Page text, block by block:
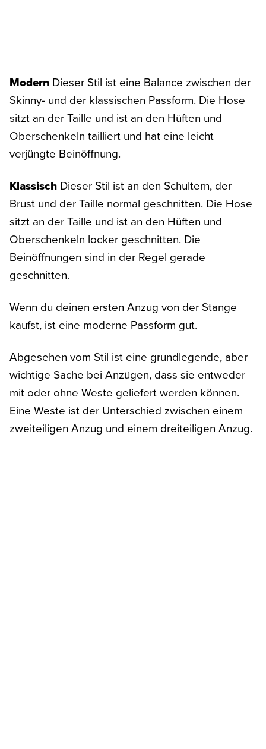
Modern Dieser Stil ist eine Balance zwischen der
Skinny- und der klassischen Passform. Die Hose
sitzt an der Taille und ist an den Hüften und
Oberschenkeln tailliert und hat eine leicht
verjüngte Beinöffnung.
Klassisch Dieser Stil ist an den Schultern, der
Brust und der Taille normal geschnitten. Die Hose
sitzt an der Taille und ist an den Hüften und
Oberschenkeln locker geschnitten. Die
Beinöffnungen sind in der Regel gerade
geschnitten.
Wenn du deinen ersten Anzug von der Stange
kaufst, ist eine moderne Passform gut.
Abgesehen vom Stil ist eine grundlegende, aber
wichtige Sache bei Anzügen, dass sie entweder
mit oder ohne Weste geliefert werden können.
Eine Weste ist der Unterschied zwischen einem
zweiteiligen Anzug und einem dreiteiligen Anzug.